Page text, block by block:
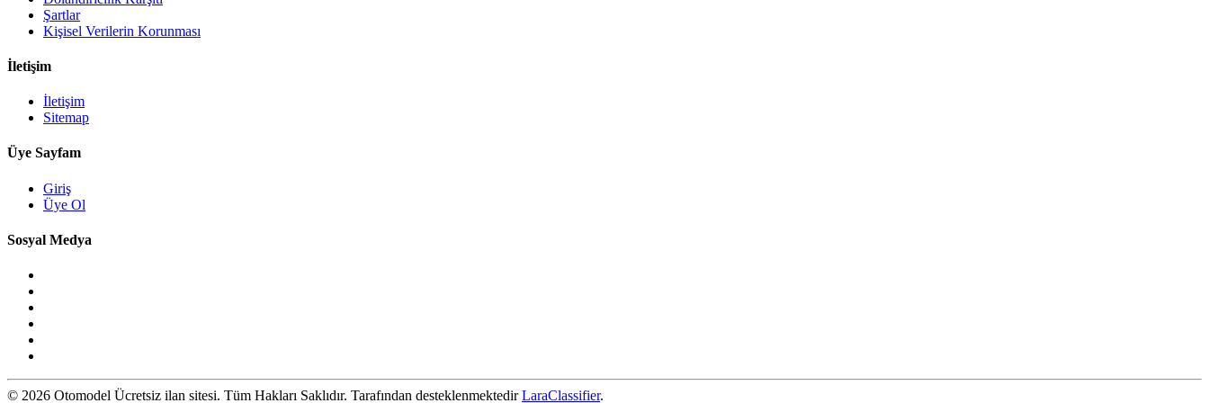
Şartlar
Kişisel Verilerin Korunması
İletişim
İletişim
Sitemap
Üye Sayfam
Giriş
Üye Ol
Sosyal Medya
© 2026 Otomodel Ücretsiz ilan sitesi. Tüm Hakları Saklıdır. Tarafından desteklenmektedirLaraClassifier.